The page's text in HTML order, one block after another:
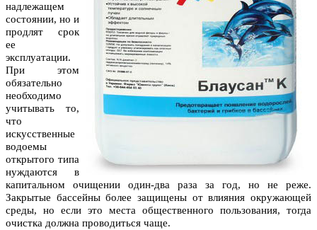
надлежащем
состоянии, но и
продлят срок
ее
эксплуатации.
При этом
обязательно
необходимо
учитывать то,
что
искусственные
водоемы
открытого типа
нуждаются в
капитальном очищении один-два раза за год, но не реже.
Закрытые бассейны более защищены от влияния окружающей
среды, но если это места общественного пользования, тогда
очистка должна проводиться чаще.